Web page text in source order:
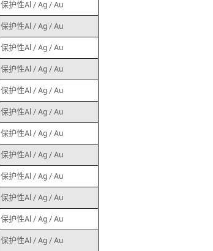
保护性Al / Ag / Au
保护性Al / Ag / Au
保护性Al / Ag / Au
保护性Al / Ag / Au
保护性Al / Ag / Au
保护性Al / Ag / Au
保护性Al / Ag / Au
保护性Al / Ag / Au
保护性Al / Ag / Au
保护性Al / Ag / Au
保护性Al / Ag / Au
保护性Al / Ag / Au